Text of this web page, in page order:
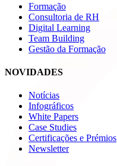
Formação
Consultoria de RH
Digital Learning
Team Building
Gestão da Formação
NOVIDADES
Notícias
Infográficos
White Papers
Case Studies
Certificações e Prémios
Newsletter